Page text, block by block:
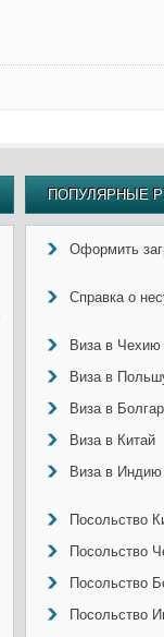
ПОПУЛЯРНЫЕ
Оформить
Справка о
Виза в Чехию
Виза в
Виза в
Виза в Китай
Виза в Индию
Посольство
Посольство
Посольство
Посольство